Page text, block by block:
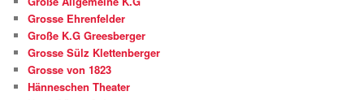
Grosse Ehrenfelder
Große K.G Greesberger
Grosse Sülz Klettenberger
Grosse von 1823
Hänneschen Theater